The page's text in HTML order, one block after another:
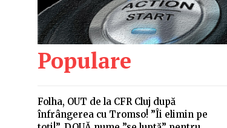
Populare
Folha, OUT de la CFR Cluj după
înfrângerea cu Tromso! ”Îi elimin pe